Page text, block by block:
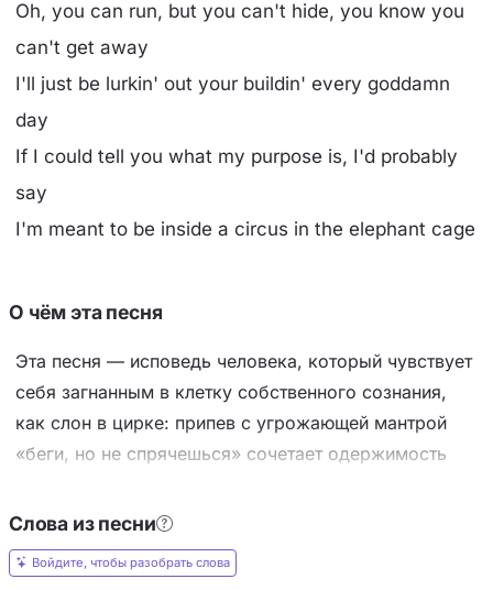
Oh, you can run, but you can't hide, you know you
can't get away
I'll just be lurkin' out your buildin' every goddamn
day
If I could tell you what my purpose is, I'd probably
say
I'm meant to be inside a circus in the elephant cage
О чём эта песня
Эта песня — исповедь человека, который чувствует
себя загнанным в клетку собственного сознания,
как слон в цирке: припев с угрожающей мантрой
«беги, но не спрячешься» сочетает одержимость
Герой признаётся, что потерял работу из-за лени,
ощущает себя посредственным (но его спасает
высокий рост), и его «рождественским подарком»
Слова из песни
Войдите, чтобы разобрать слова